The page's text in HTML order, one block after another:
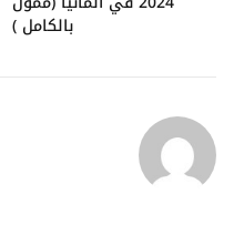
بالكامل )